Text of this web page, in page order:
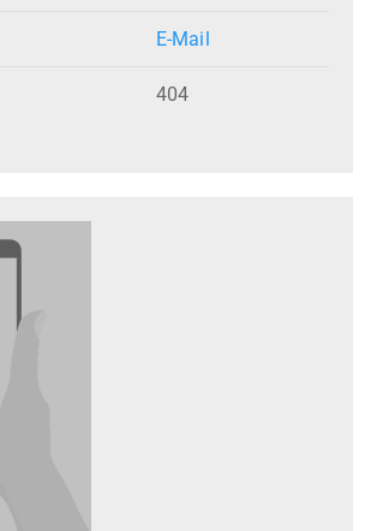
E-Mail
404